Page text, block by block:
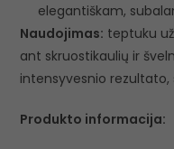
elegantiškam,
Naudojimas: teptuku
ant skruostikaulių ir
intensyvesnio rezultato,
Produkto informacija: